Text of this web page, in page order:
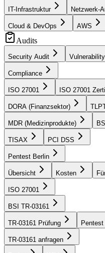
IT-Infrastruktur Netzwerk-
Cloud & DevOps AWS
Audits
Security Audit
Compliance
ISO 27001 ISO 27001
DORA (Finanzsektor)
MDR (Medizinprodukte)
TISAX PCI DSS
Pentest Berlin
Übersicht Kosten
ISO 27001
BSI TR-03161
TR-03161 Prüfung
TR-03161 anfragen